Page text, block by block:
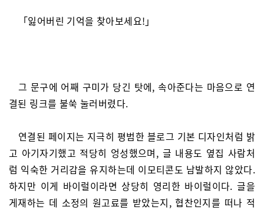
「잃어버린 기억을 찾아보세요!」
그 문구에 어째 구미가 당긴 탓에, 속아준다는 마음으로 연
결된 링크를 불쑥 눌러버렸다.
연결된 페이지는 지극히 평범한 블로그 기본 디자인처럼 밝
고 아기자기했고 적당히 엉성했으며, 글 내용도 옆집 사람처
럼 익숙한 거리감을 유지하는데 이모티콘도 남발하지 않았다.
하지만 이게 바이럴이라면 상당히 영리한 바이럴이다. 글을
게재하는 데 소정의 원고료를 받았는지, 협찬인지를 떠나 적